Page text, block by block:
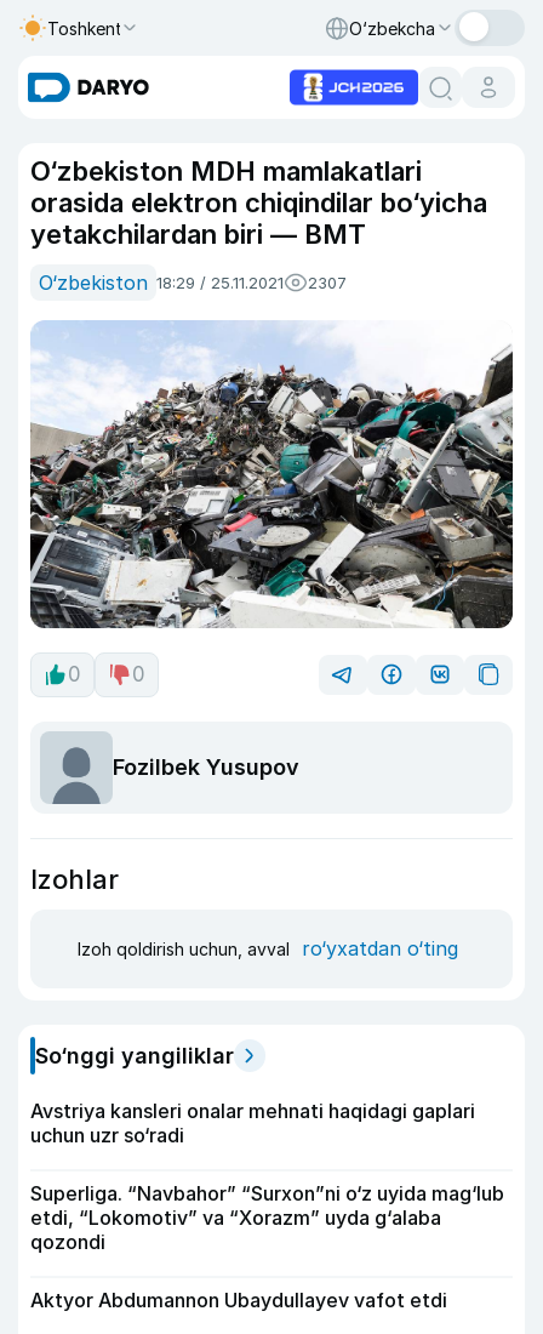
Toshkent O‘zbekcha
O‘zbekiston MDH mamlakatlari
orasida elektron chiqindilar bo‘yicha
yetakchilardan biri — BMT
O‘zbekiston 18:29 / 25.11.2021 2307
0 0
Fozilbek Yusupov
Izohlar
Izoh qoldirish uchun, avval ro‘yxatdan o‘ting
So‘nggi yangiliklar
Avstriya kansleri onalar mehnati haqidagi gaplari
uchun uzr so‘radi
Superliga. “Navbahor” “Surxon”ni o‘z uyida mag‘lub
etdi, “Lokomotiv” va “Xorazm” uyda g‘alaba
qozondi
Aktyor Abdu­mannon Ubaydullayev vafot etdi